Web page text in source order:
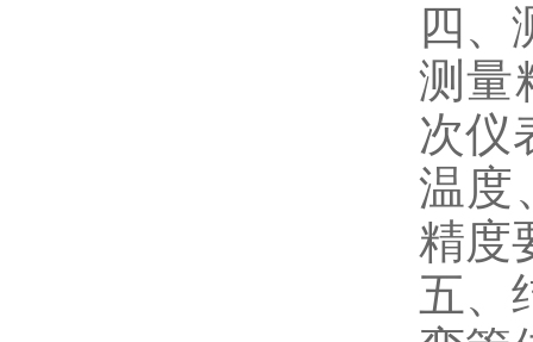
四、
测量
次仪
温度
精度
五、